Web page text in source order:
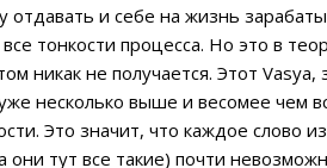
отдавать и себе на жизнь
тонкости процесса. Но это в
никак не получается. Этот
несколько выше и весомее чем
Это значит, что каждое слово
они тут все такие) почти